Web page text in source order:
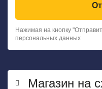
Нажимая на кнопку
персональных данных
Магазин на